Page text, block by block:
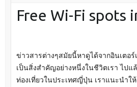
Free Wi-Fi spots
ข่าวสารต่างๆสมัยนี้หาดูได้จากอินเตอ
เป็นสิ่งสำคัญอย่างหนึ่งในชีวิตเรา ไปแ
ท่องเที่ยวในประเทศญี่ปุ่น เราแนะนำใ